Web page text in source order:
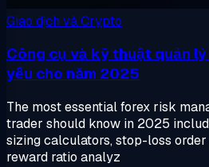
Giao dịch và Crypto
Công cụ và kỹ thuật quản
yếu cho năm 2025
The most essential forex risk
trader should know in 2025
sizing calculators, stop-loss
reward ratio analyz